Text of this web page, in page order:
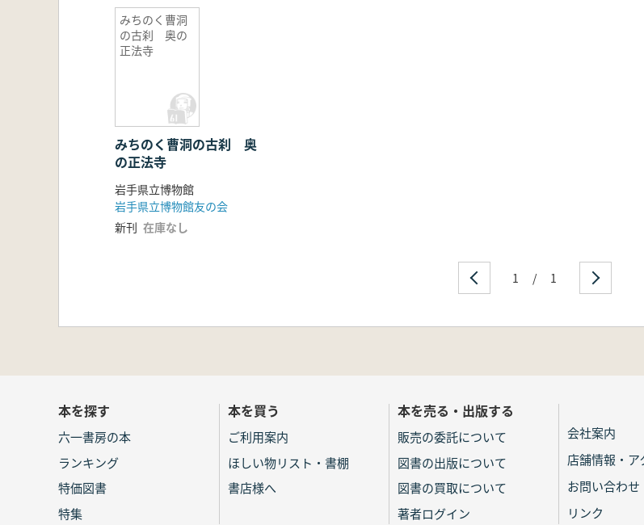
みちのく曹洞
の古刹 奥の
正法寺
みちのく曹洞の古刹 奥
の正法寺
岩手県立博物館
岩手県立博物館友の会
新刊 在庫なし
1 / 1
本を探す
六一書房の本
ランキング
特価図書
特集
本を買う
ご利用案内
ほしい物リスト・書棚
書店様へ
本を売る・出版する
販売の委託について
図書の出版について
図書の買取について
著者ログイン
会社案内
店舗情報・ア
お問い合わせ
リンク